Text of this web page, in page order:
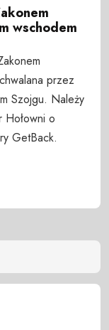
wschodem
przez
Szojgu. Należy
Hołowni o
GetBack.